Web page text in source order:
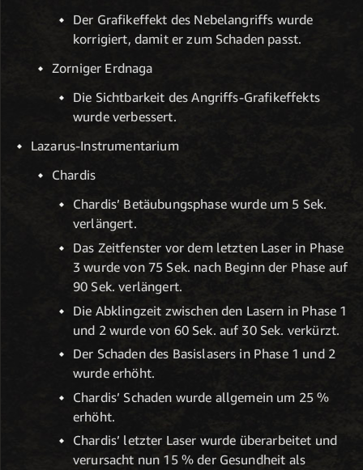
Der Grafikeffekt des Nebelangriffs wurde
korrigiert, damit er zum Schaden passt.
Zorniger Erdnaga
Die Sichtbarkeit des Angriffs-Grafikeffekts
wurde verbessert.
Lazarus-Instrumentarium
Chardis
Chardis’ Betäubungsphase wurde um 5 Sek.
verlängert.
Das Zeitfenster vor dem letzten Laser in Phase
3 wurde von 75 Sek. nach Beginn der Phase auf
90 Sek. verlängert.
Die Abklingzeit zwischen den Lasern in Phase 1
und 2 wurde von 60 Sek. auf 30 Sek. verkürzt.
Der Schaden des Basislasers in Phase 1 und 2
wurde erhöht.
Chardis’ Schaden wurde allgemein um 25 %
erhöht.
Chardis’ letzter Laser wurde überarbeitet und
verursacht nun 15 % der Gesundheit als